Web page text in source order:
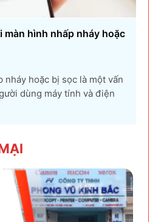
màn hình nhấp nháy hoặc
nháy hoặc bị sọc là một vấn
dùng máy tính và điện